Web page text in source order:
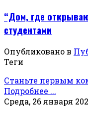
“Дом, где
студентами
Опубликовано в
Теги
Станьте первым
Подробнее ...
Среда, 26 января